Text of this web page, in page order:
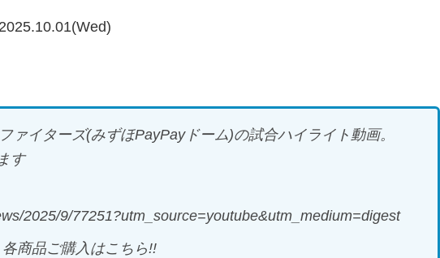
2025.10.01(Wed)
ァイターズ(みずほPayPayドーム)の試合ハイライト動画。
す
2025/9/77251?utm_source=youtube&utm_medium=digest
商品ご購入はこちら!!